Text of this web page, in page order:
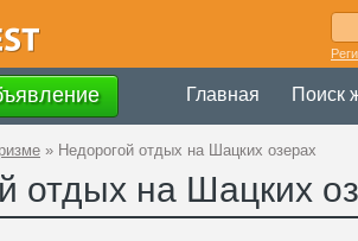
Главная Поиск
» Недорогой отдых на Шацких озерах
отдых на Шацких